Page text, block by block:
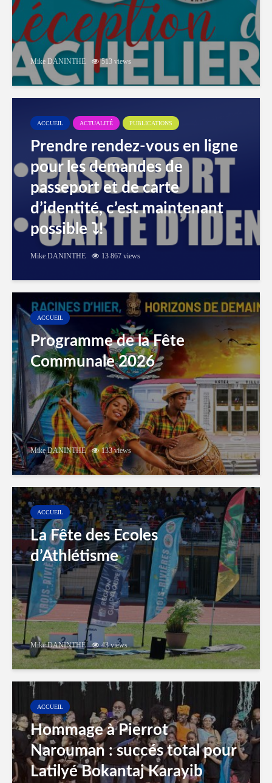
Mike DANINTHE 513 views
ACCUEIL ACTUALITÉ PUBLICATIONS
Prendre rendez-vous en ligne
pour les demandes de
passeport et de carte
d’identité, c’est maintenant
possible ⤵️!
Mike DANINTHE 13 867 views
ACCUEIL
Programme de la Fête
Communale 2026
Mike DANINTHE 133 views
ACCUEIL
La Fête des Ecoles
d’Athlétisme
Mike DANINTHE 43 views
ACCUEIL
Hommage à Pierrot
Narouman : succés total pour
Latilyé Bokantaj Karayib